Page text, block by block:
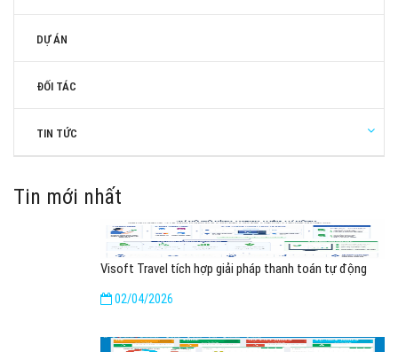
DỰ ÁN
ĐỐI TÁC
TIN TỨC
Tin mới nhất
Visoft Travel tích hợp giải pháp thanh toán tự động
02/04/2026